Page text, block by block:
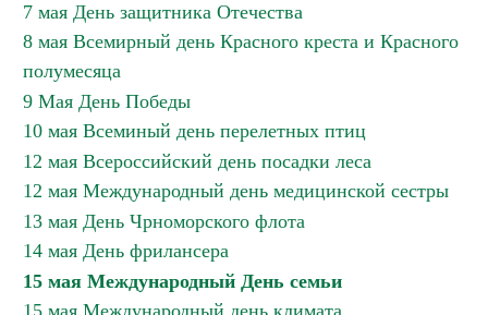
7 мая День защитника Отечества
8 мая Всемирный день Красного креста и Красного
полумесяца
9 Мая День Победы
10 мая Всеминый день перелетных птиц
12 мая Всероссийский день посадки леса
12 мая Международный день медицинской сестры
13 мая День Чрноморского флота
14 мая День фрилансера
15 мая Международный День семьи
15 мая Международный день климата